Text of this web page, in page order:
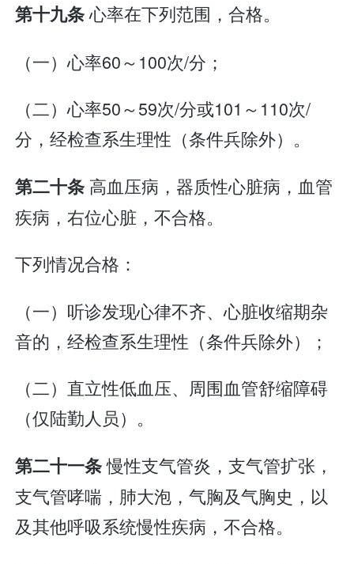
第十九条心率在下列范围，合格。
（一）心率60～100次/分；
（二）心率50～59次/分或101～110次/
分，经检查系生理性（条件兵除外）。
第二十条 高血压病，器质性心脏病，血管
疾病，右位心脏，不合格。
下列情况合格：
（一）听诊发现心律不齐、心脏收缩期杂
音的，经检查系生理性（条件兵除外）；
（二）直立性低血压、周围血管舒缩障碍
（仅陆勤人员）。
第二十一条慢性支气管炎，支气管扩张，
支气管哮喘，肺大泡，气胸及气胸史，以
及其他呼吸系统慢性疾病，不合格。